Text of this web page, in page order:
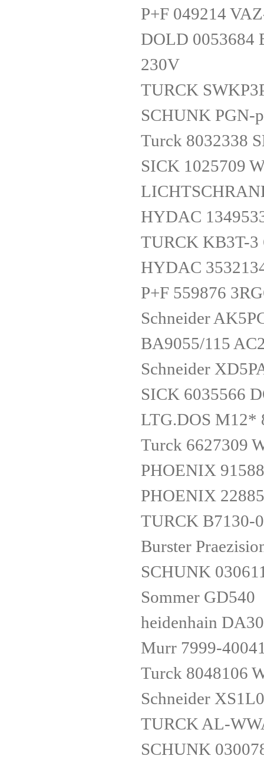
P+F 049214
DOLD 0053684
230V
TURCK
SCHUNK PGN-
Turck 8032338
SICK 1025709
HYDAC
TURCK KB3T-3
HYDAC
P+F 559876
Schneider
BA9055/115
Schneider
SICK 6035566
LTG.DOS M12*
Turck 6627309
PHOENIX
PHOENIX
TURCK B7130-
Burster
SCHUNK
Sommer GD540
heidenhain
Murr 7999-
Turck 8048106
Schneider
TURCK AL-
SCHUNK